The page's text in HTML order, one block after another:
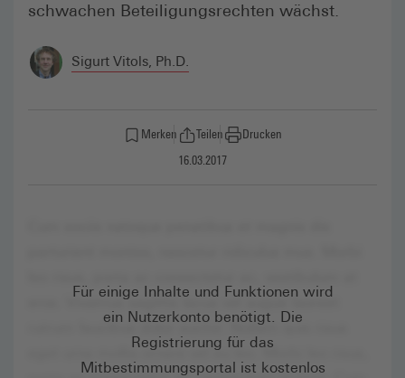
schwachen Beteiligungsrechten wächst.
Sigurt Vitols, Ph.D.
Merken Teilen
Drucken
16.03.2017
Für einige Inhalte und Funktionen wird
ein Nutzerkonto benötigt. Die
Registrierung für das
Mitbestimmungsportal ist kostenlos